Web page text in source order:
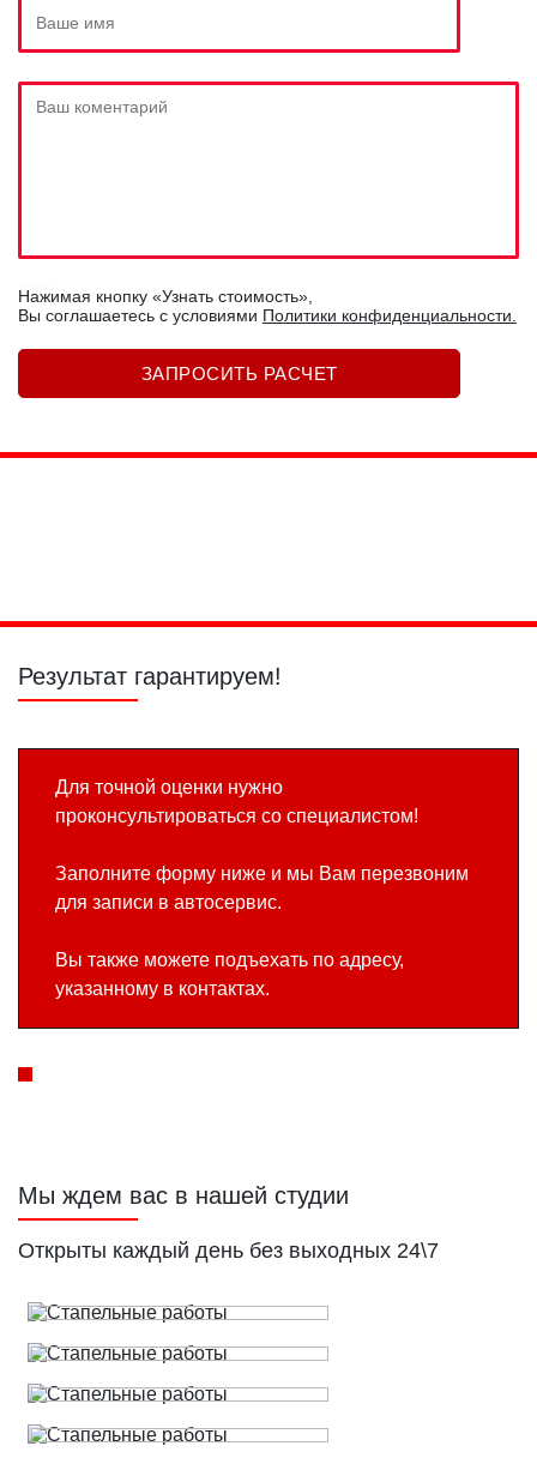
Нажимая кнопку «Узнать стоимость»,
Вы соглашаетесь c условиями Политики конфиденциальности.
Результат гарантируем!
Для точной оценки нужно
проконсультироваться со специалистом!
Заполните форму ниже и мы Вам перезвоним
для записи в автосервис.
Вы также можете подъехать по адресу,
указанному в контактах.
Мы ждем вас в нашей студии
Открыты каждый день без выходных 24\7